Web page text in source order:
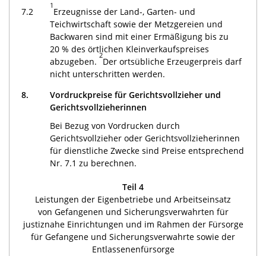
7.2
1
Erzeugnisse der Land-, Garten- und
Teichwirtschaft sowie der Metzgereien und
Backwaren sind mit einer Ermäßigung bis zu
20 % des örtlichen Kleinverkaufspreises
abzugeben.
2
Der ortsübliche Erzeugerpreis darf
nicht unterschritten werden.
8.
Vordruckpreise für Gerichtsvollzieher und
Gerichtsvollzieherinnen
Bei Bezug von Vordrucken durch
Gerichtsvollzieher oder Gerichtsvollzieherinnen
für dienstliche Zwecke sind Preise entsprechend
Nr. 7.1 zu berechnen.
Teil 4
Leistungen der Eigenbetriebe und Arbeitseinsatz
von Gefangenen und Sicherungsverwahrten für
justiznahe Einrichtungen und im Rahmen der Fürsorge
für Gefangene und Sicherungsverwahrte sowie der
Entlassenenfürsorge